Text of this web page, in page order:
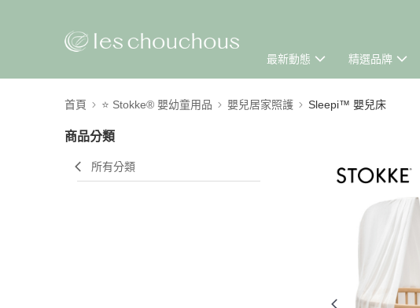
最新動態 精選品牌
首頁 ⭐ Stokke® 嬰幼童用品 嬰兒居家照護 Sleepi™ 嬰兒床
商品分類
所有分類